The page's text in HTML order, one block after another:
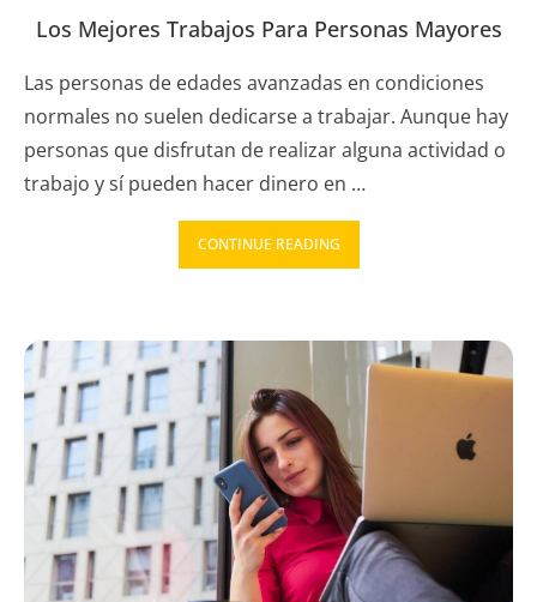
Los Mejores Trabajos Para Personas Mayores
Las personas de edades avanzadas en condiciones
normales no suelen dedicarse a trabajar. Aunque hay
personas que disfrutan de realizar alguna actividad o
trabajo y sí pueden hacer dinero en …
CONTINUE READING